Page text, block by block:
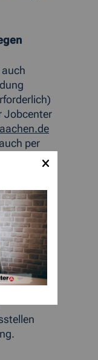
Jobcenter
per
sind
keine
Die
für